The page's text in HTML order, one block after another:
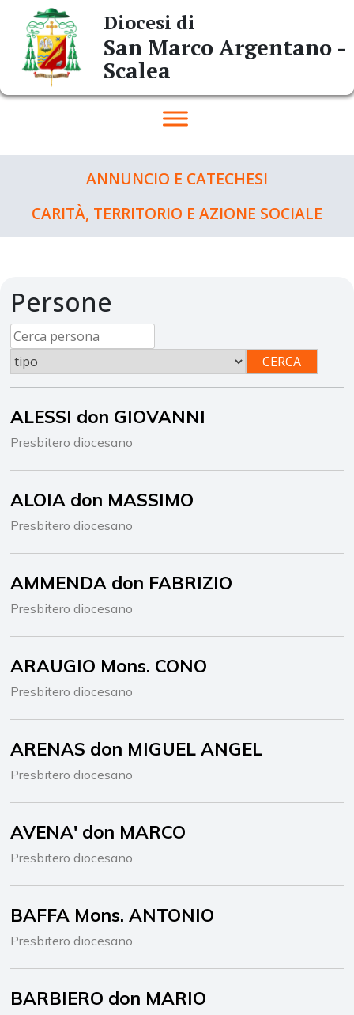
content
Diocesi di
San Marco Argentano -
Scalea
ANNUNCIO E CATECHESI
CARITÀ, TERRITORIO E AZIONE SOCIALE
CERCA
ALESSI don GIOVANNI
Presbitero diocesano
ALOIA don MASSIMO
Presbitero diocesano
AMMENDA don FABRIZIO
Presbitero diocesano
ARAUGIO Mons. CONO
Presbitero diocesano
ARENAS don MIGUEL ANGEL
Presbitero diocesano
AVENA' don MARCO
Presbitero diocesano
BAFFA Mons. ANTONIO
Presbitero diocesano
BARBIERO don MARIO